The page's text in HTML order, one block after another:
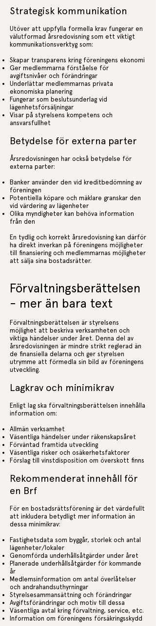
Strategisk kommunikation
Utöver att uppfylla formella krav fungerar en
välutformad årsredovisning som ett viktigt
kommunikationsverktyg som:
Skapar transparens kring föreningens ekonomi
Ger medlemmarna förståelse för
avgiftsnivåer och förändringar
Underlättar medlemmarnas privata
ekonomiska planering
Fungerar som beslutsunderlag vid
lägenhetsförsäljningar
Visar på styrelsens kompetens och
ansvarsfullhet
Betydelse för externa parter
Årsredovisningen har också betydelse för
externa parter:
Banker använder den vid kreditbedömning av
föreningen
Potentiella köpare och mäklare granskar den
vid värdering av lägenheter
Olika myndigheter kan behöva information
från den
En tydlig och korrekt årsredovisning kan därför
ha direkt inverkan på föreningens möjligheter
till finansiering och medlemmarnas möjligheter
att sälja sina bostadsrätter.
Förvaltningsberättelsen
- mer än bara text
Förvaltningsberättelsen är styrelsens
möjlighet att beskriva verksamheten och
viktiga händelser under året. Denna del av
årsredovisningen är mindre strikt reglerad än
de finansiella delarna och ger styrelsen
utrymme att förmedla sin bild av föreningens
utveckling.
Lagkrav och minimikrav
Enligt lag ska förvaltningsberättelsen innehålla
information om:
Allmän verksamhet
Väsentliga händelser under räkenskapsåret
Förväntad framtida utveckling
Väsentliga risker och osäkerhetsfaktorer
Förslag till vinstdisposition om överskott finns
Rekommenderat innehåll för
en Brf
För en bostadsrättsförening är det värdefullt
att inkludera betydligt mer information än
dessa minimikrav:
Fastighetsdata som byggår, storlek och antal
lägenheter/lokaler
Genomförda underhållsåtgärder under året
Planerade underhållsåtgärder för kommande
år
Medlemsinformation om antal överlåtelser
och andrahandsuthyrningar
Styrelsesammansättning och förändringar
Avgiftsförändringar och motiv till dessa
Väsentliga avtal kring förvaltning, service, etc.
Information om föreningens försäkringsskydd